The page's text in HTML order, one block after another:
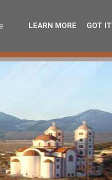
LEARN MORE GOT IT